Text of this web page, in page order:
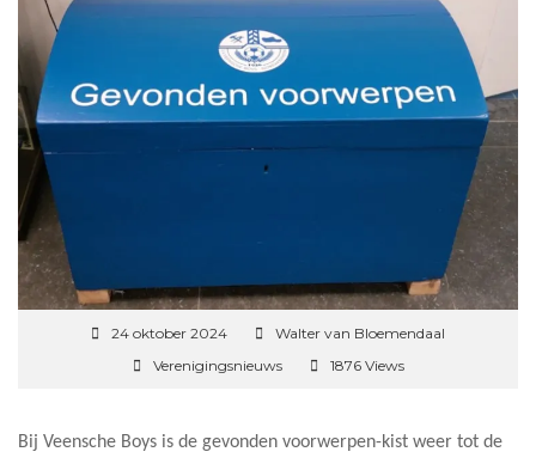
24 oktober 2024
Walter van Bloemendaal
Verenigingsnieuws
1876 Views
Bij Veensche Boys is de gevonden voorwerpen-kist weer tot de